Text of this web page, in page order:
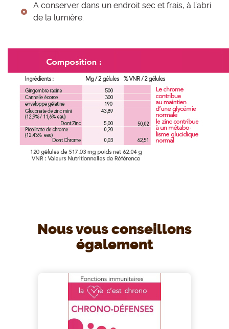
A conserver dans un endroit sec et frais, à l’abri
de la lumière.
Nous vous conseillons
également